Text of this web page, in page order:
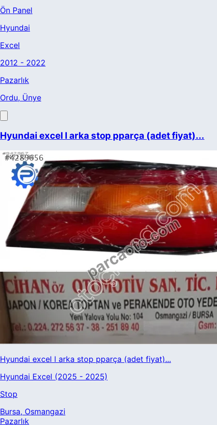
Ön Panel
Hyundai
Excel
2012 - 2022
Pazarlık
Ordu, Ünye
Hyundai excel l arka stop pparça (adet fiyat)...
Hyundai excel l arka stop pparça (adet fiyat)...
Hyundai Excel (2025 - 2025)
Stop
Bursa, Osmangazi
Pazarlık